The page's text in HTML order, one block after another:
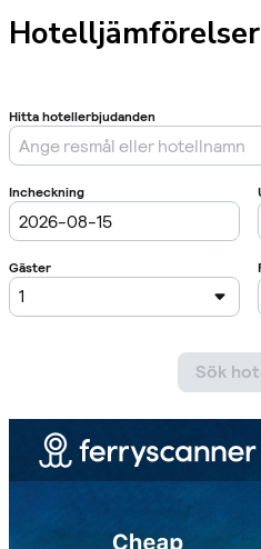
Hotelljämförelser